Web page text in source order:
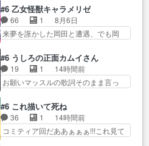
ただろと言われると返… このア
ニメの演出、同じCloverWor… 貞
宗の思考を読み切れなかったのは、
経験の… 信濃仮面いったい誰な
ったり将棋だったり、諏訪神党の三
大… ・これ罠じゃないの？・砦
を捨てるって同盟… 合戦におけ
山… 薄々思ってたけど実写パー
トに対する熱意が… 亜也子ちゃ
ん面白い親父さんが無事で良かっ…
#6 乙女怪獣キャラメリゼ
66 1
8月6日
来夢を誑かした岡田と遭遇、でも岡
か見てなかったと気付き… みん
なからのメイク道具が、らいりーさ
んを… らいりーの影響で理想に
向けて努力する黒絵… コングと
友… らいりーが己のルッキズム
と相対する話とし… らいりーさ
んが容姿の美醜でしか人を見な
#6 うしろの正面カムイさん
19 1
14時間前
お願いマッスルの歌詞そのまま言っ
した～バタバタしてて… 霊を大
量に成仏させた ジェットババアの
亜… 1日で6人は流石絶倫カムイ
婆もしっかり抱… 今回は交通悪
#6 これ描いて死ね
36 1
14時間前
コミティア回だああぁぁぁ!!!これ見て